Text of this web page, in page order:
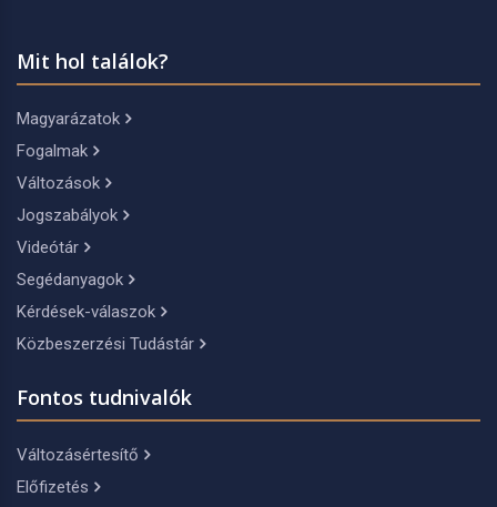
Mit hol találok?
Magyarázatok
Fogalmak
Változások
Jogszabályok
Videótár
Segédanyagok
Kérdések-válaszok
Közbeszerzési Tudástár
Fontos tudnivalók
Változásértesítő
Előfizetés